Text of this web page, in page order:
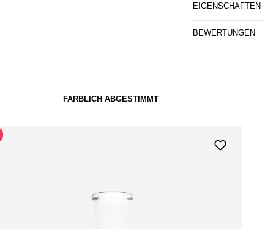
EIGENSCHAFTEN
BEWERTUNGEN
FARBLICH ABGESTIMMT